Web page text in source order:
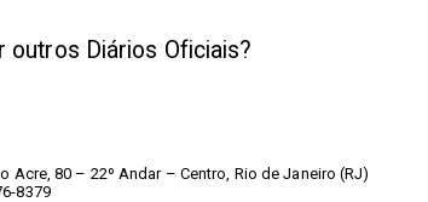
outros Diários Oficiais?
Acre, 80 – 22º Andar – Centro, Rio de Janeiro (RJ)
8379